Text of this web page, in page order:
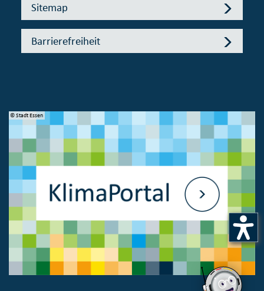
Sitemap
Barrierefreiheit
© Stadt Essen